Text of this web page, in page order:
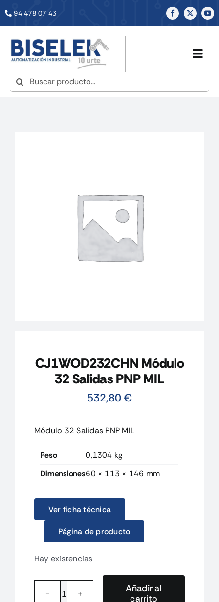
94 478 07 43
Buscar:
INICIO
CJ1WOD232CHN Módulo
32 Salidas PNP MIL
532,80€
Módulo 32 Salidas PNP MIL
Peso
0,1304 kg
Dimensiones60 × 113 × 146 mm
Ver ficha técnica
Página de producto
Hay existencias
CJ1WOD232CHN
Añadir al
carrito